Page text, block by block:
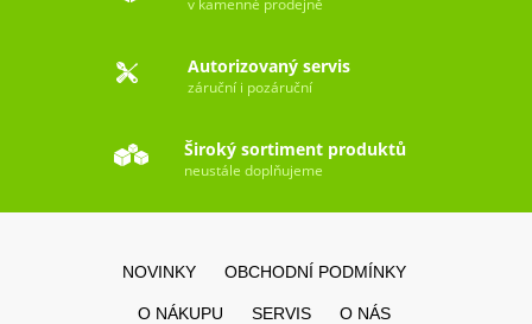
v kamenné prodejně
Autorizovaný servis
záruční i pozáruční
Široký sortiment produktů
neustále doplňujeme
NOVINKY OBCHODNÍ PODMÍNKY
O NÁKUPU SERVIS O NÁS